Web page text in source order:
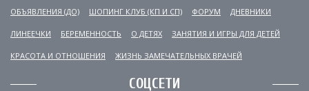
ОБЪЯВЛЕНИЯ (ДО) ШОПИНГ КЛУБ (КП И СП) ФОРУМ ДНЕВНИКИ
ЛИНЕЕЧКИ БЕРЕМЕННОСТЬ О ДЕТЯХ ЗАНЯТИЯ И ИГРЫ ДЛЯ ДЕТЕЙ
КРАСОТА И ОТНОШЕНИЯ ЖИЗНЬ ЗАМЕЧАТЕЛЬНЫХ ВРАЧЕЙ
СОЦСЕТИ